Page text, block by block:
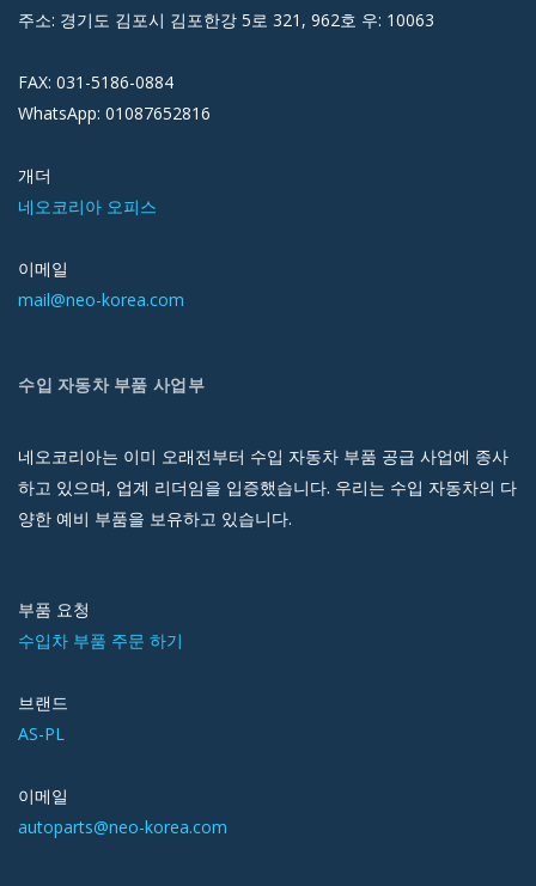
주소: 경기도 김포시 김포한강 5로 321, 962호 우: 10063
FAX: 031-5186-0884
WhatsApp: 01087652816
개더
네오코리아 오피스
이메일
mail@neo-korea.com
수입 자동차 부품 사업부
네오코리아는 이미 오래전부터 수입 자동차 부품 공급 사업에 종사
하고 있으며, 업계 리더임을 입증했습니다. 우리는 수입 자동차의 다
양한 예비 부품을 보유하고 있습니다.
부품 요청
수입차 부품 주문 하기
브랜드
AS-PL
이메일
autoparts@neo-korea.com